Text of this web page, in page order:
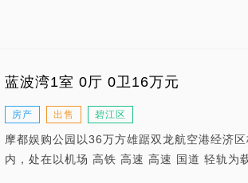
蓝波湾1室 0厅 0卫16万元
房产 出售 碧江区
摩都娱购公园以36万方雄踞双龙航空港经济
内，处在以机场 高铁 高速 高速 国道 轻轨为